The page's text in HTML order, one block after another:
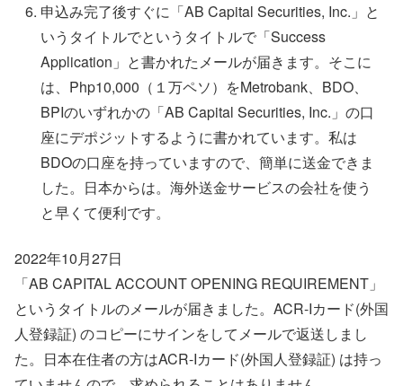
申込み完了後すぐに「AB Capital Securities, Inc.」と
いうタイトルでというタイトルで「Success
Application」と書かれたメールが届きます。そこに
は、Php10,000（１万ペソ）をMetrobank、BDO、
BPIのいずれかの「AB Capital Securities, Inc.」の口
座にデポジットするように書かれています。私は
BDOの口座を持っていますので、簡単に送金できま
した。日本からは。海外送金サービスの会社を使う
と早くて便利です。
2022年10月27日
「AB CAPITAL ACCOUNT OPENING REQUIREMENT」
というタイトルのメールが届きました。ACR-Iカード(外国
人登録証) のコピーにサインをしてメールで返送しまし
た。日本在住者の方はACR-Iカード(外国人登録証) は持っ